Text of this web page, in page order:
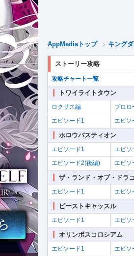
AppMediaトップ キング
ストーリー攻略
攻略チャート一覧
トワイライトタウン
ロクサス編
プロロ
エピソード1
エピソ
ホロウバスティオン
エピソード1
エピソ
エピソード2(後編)
エピソ
ザ・ランド・オブ・ドラ
エピソード1 エピソ
ビーストキャッスル
エピソード1 エピソ
オリンポスコロシアム
エピソード1 エピソ